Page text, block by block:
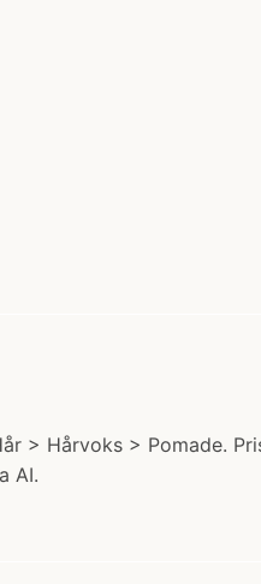
> Hårvoks > Pomade.
AI.